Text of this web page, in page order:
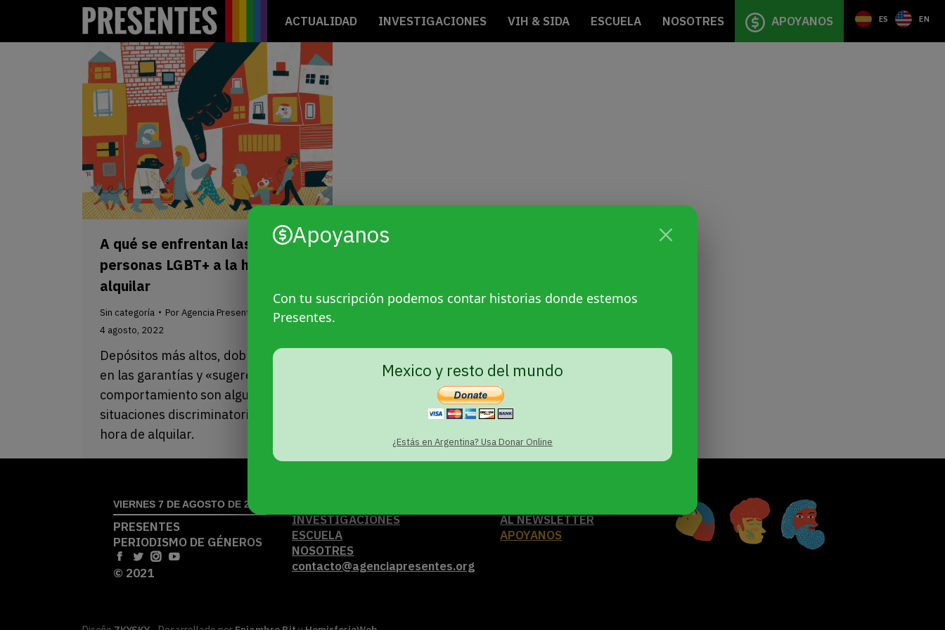
ACTUALIDAD INVESTIGACIONES VIH & SIDA ESCUELA NOSOTRES APOYANOS ES EN
Apoyanos
Con tu suscripción podemos contar historias donde estemos
Presentes.
Mexico y resto del mundo
¿Estás en Argentina? Usa Donar Online
A qué se enfrentan las
personas LGBT+ a la hora de
alquilar
Sin categoría PorAgencia Presentes
4 agosto, 2022
Depósitos más altos, doble exigencia
en las garantías y «sugerencias» de
comportamiento son algunas de las
situaciones discriminatorias a la
hora de alquilar.
VIERNES 7 DE AGOSTO DE 2026
PRESENTES
PERIODISMO DE GÉNEROS
© 2021
INVESTIGACIONES
ESCUELA
NOSOTRES
contacto@agenciapresentes.org
AL NEWSLETTER
APOYANOS